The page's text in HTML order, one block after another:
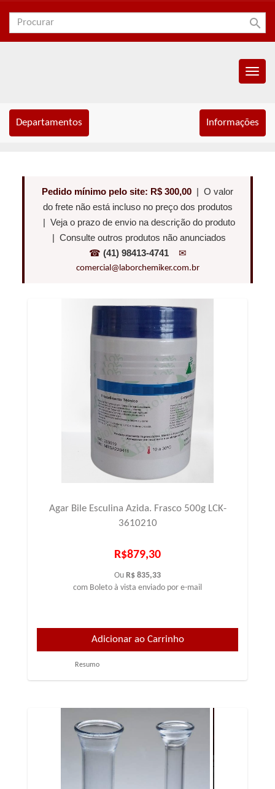
search
Menu
Departamentos Informações
Pedido mínimo pelo site: R$ 300,00 | O valor
do frete não está incluso no preço dos produtos
| Veja o prazo de envio na descrição do produto
| Consulte outros produtos não anunciados
☎ (41) 98413-4741 ✉
comercial@laborchemiker.com.br
Agar Bile Esculina Azida. Frasco 500g LCK-
3610210
R$879,30
Ou R$ 835,33
com Boleto à vista enviado por e-mail
Resumo